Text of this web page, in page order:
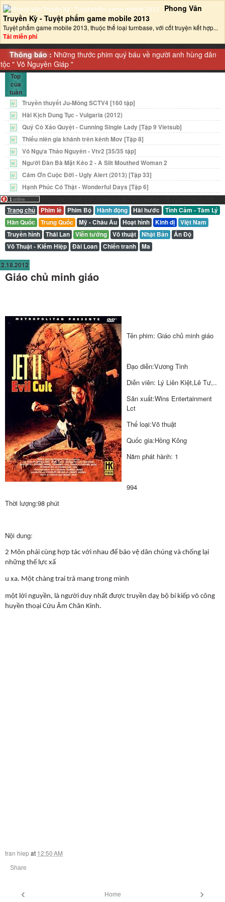
Phong Vân
Truyền Kỳ - Tuyệt phẩm game mobile 2013‎
Tuyệt phẩm game mobile 2013, thuộc thể loại turnbase, với cốt truyện kết hợp...
Tải miễn phí
Thông báo : Những thước phim quý báu về người anh hùng dân
tộc "Võ Nguyên Giáp "
Top
của
tuần
W Truyền thuyết Ju-Mông SCTV4 [160 tập]
W Hài Kịch Dung Tục - Vulgaria (2012)
W Quý Cô Xảo Quyệt - Cunning Single Lady [Tập 9 Vietsub]
W Thiếu niên gia khánh trên kênh Mov [Tập 8]
W Vó Ngựa Thảo Nguyên - Vtv2 [35/35 tập]
W Người Đàn Bà Mặt Kéo 2 - A Slit Mouthed Woman 2
W Cám Ơn Cuộc Đời - Ugly Alert (2013) [Tập 33]
W Hạnh Phúc Có Thật - Wonderful Days [Tập 6]
Trang chủ Phim lẻ Phim Bộ Hành động Hài hước
Tình Cảm - Tâm Lý
Hàn Quốc
Trung Quốc Mỹ - Châu Âu Hoạt hình Kinh dị
Việt Nam
Truyền hình
Thái Lan Viễn tưởng Võ thuật Nhật Bản
Ấn Độ
Võ Thuật - Kiếm Hiệp
Đài Loan Chiến tranh Ma
2.18.2012
Giáo chủ minh giáo
Tên phim: Giáo chủ minh giáo
Đạo diễn:Vương Tinh
Diễn viên: Lý Liên Kiệt,Lê Tư,..
Sản xuất:Wins Entertainment
Lct
Thể loại:Võ thuật
Quốc gia:Hồng Kông
Năm phát hành: 1
994
Thời lượng:98 phút
Nội dung:
2 Môn phái cùng hợp tác với nhau để bảo vệ dân chúng và chống lại
những thế lực xấ
u xa. Một chàng trai trả mang trong mình
một lời nguyền, là người duy nhất được truyền dạỵ bộ bí kiếp võ công
huyền thoại Cửu Âm Chân Kinh.
tran hiep at 12:50 AM
Share
‹ ›
Home